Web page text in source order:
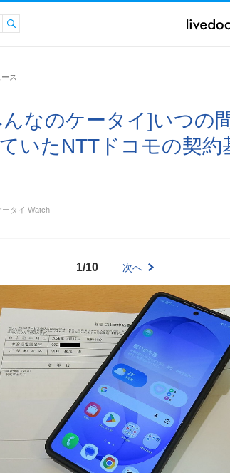
ス
んなのケータイ]いつの
いたNTTドコモの契約
ータイ Watch
1/10 次へ